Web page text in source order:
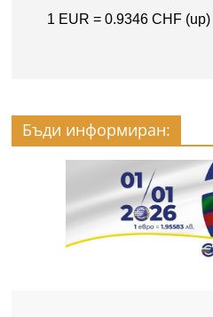
Бъди информиран: